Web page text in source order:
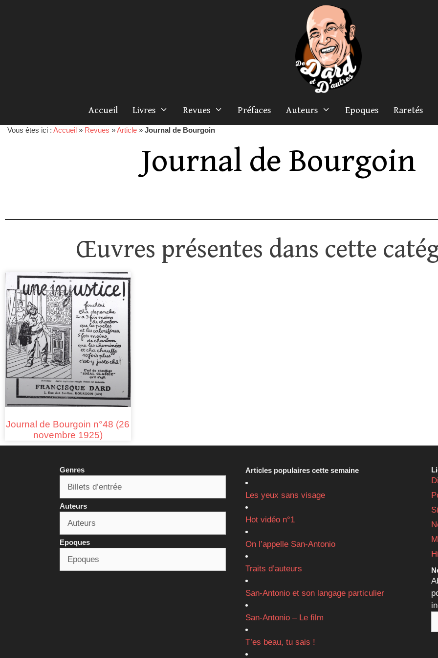
Accueil Livres Revues Préfaces Auteurs Epoques Raretés
Vous êtes ici : Accueil » Revues »Article » Journal de Bourgoin
Journal de Bourgoin
Œuvres présentes dans cette
Journal de Bourgoin n°48 (26
novembre 1925)
Genres
Auteurs
Epoques
Articles populaires cette semaine
Les yeux sans visage
Hot vidéo n°1
On l’appelle San-Antonio
Traits d’auteurs
San-Antonio et son langage particulier
San-Antonio – Le film
T’es beau, tu sais !